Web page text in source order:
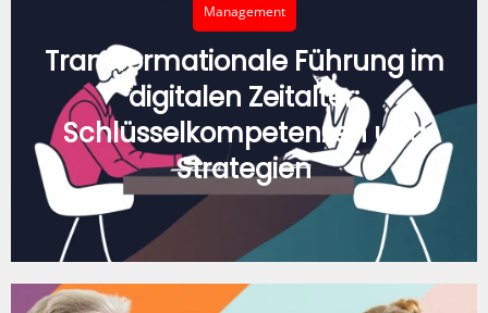
Management
Transformationale Führung im
digitalen Zeitalter:
Schlüsselkompetenzen und
Strategien